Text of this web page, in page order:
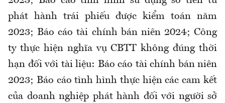
phát hành trái phiếu được kiểm toán năm
2023; Báo cáo tài chính bán niên 2024; Công
ty thực hiện nghĩa vụ CBTT không đúng thời
hạn đối với tài liệu: Báo cáo tài chính bán niên
2023; Báo cáo tình hình thực hiện các cam kết
của doanh nghiệp phát hành đối với người sở